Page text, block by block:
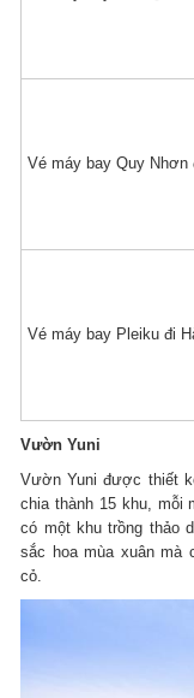
Vé máy bay Quy Nhơn
Vé máy bay Pleiku đi
Vườn Yuni
Vườn Yuni được thiết
chia thành 15 khu, mỗi
có một khu trồng thảo
sắc hoa mùa xuân
cỏ.